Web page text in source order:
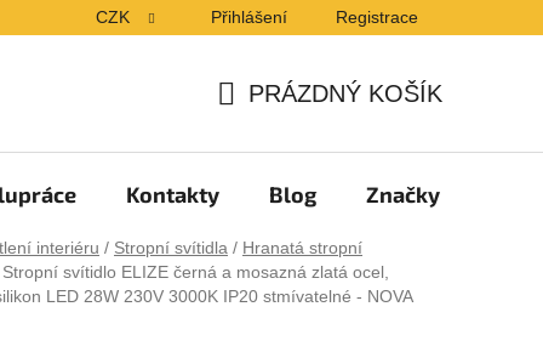
CZK Přihlášení Registrace
KOŠÍK
PRÁZDNÝ KOŠÍK
Kontakty Blog Značky
interiéru / Stropní svítidla / Hranatá stropní
Stropní svítidlo ELIZE černá a mosazná zlatá ocel,
LED 28W 230V 3000K IP20 stmívatelné - NOVA